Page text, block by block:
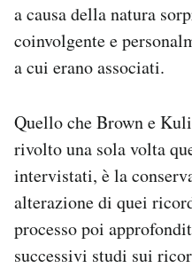
a causa della natura
coinvolgente e
a cui erano associati.
Quello che Brown e
rivolto una sola volta
intervistati, è la
alterazione di quei
processo poi
successivi studi sui